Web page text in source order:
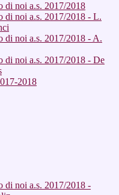
di noi a.s. 2017/2018
di noi a.s. 2017/2018 - L.
di noi a.s. 2017/2018 - A.
di noi a.s. 2017/2018 - De
2018
di noi a.s. 2017/2018 -